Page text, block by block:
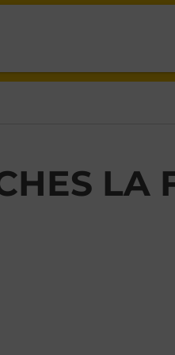
LA